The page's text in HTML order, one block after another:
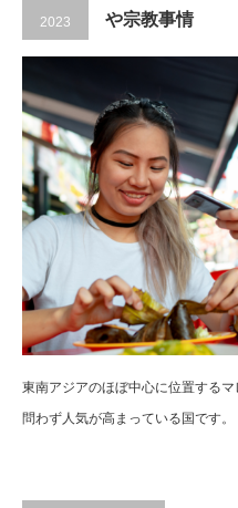
2023
や宗教事情
東南アジアのほぼ中心に位置する
問わず人気が高まっている国です。